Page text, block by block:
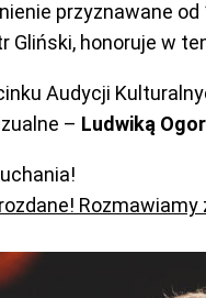
przyznawane
Gliński, honoruje w
Audycji
– Ludwiką
Rozmawiamy